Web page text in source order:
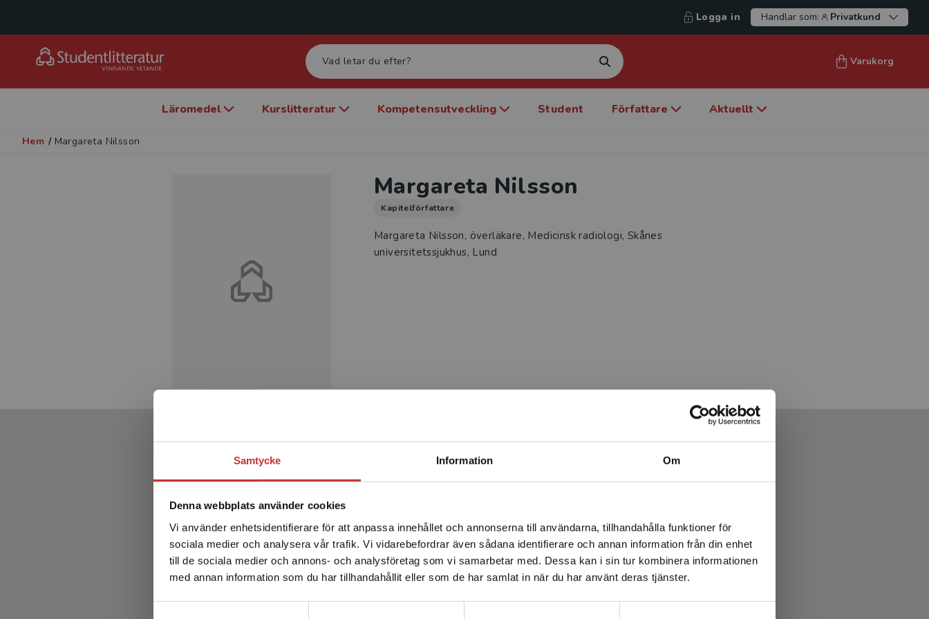
Samtycke Information Om
Denna webbplats använder cookies
Vi använder enhetsidentifierare för att anpassa innehållet och annonserna till användarna, tillhandahålla funktioner för
sociala medier och analysera vår trafik. Vi vidarebefordrar även sådana identifierare och annan information från din enhet
till de sociala medier och annons- och analysföretag som vi samarbetar med. Dessa kan i sin tur kombinera informationen
med annan information som du har tillhandahållit eller som de har samlat in när du har använt deras tjänster.
Begränsad fraktregion
Det verkar som att du besöker studentlitteratur.se via en
enhet utanför Sverige. Vi erbjuder inte leveranser utanför
Sverige. För att kunna slutföra ett köp måste
leveransadressen vara i Sverige.Läs mer
Logga in Handlar som: Privatkund
Varukorg
Läromedel Kurslitteratur Kompetensutveckling Student Författare Aktuellt
Hem / Margareta Nilsson
Margareta Nilsson
Kapitelförfattare
Margareta Nilsson, överläkare, Medicinsk radiologi, Skånes
universitetssjukhus, Lund
Produkter